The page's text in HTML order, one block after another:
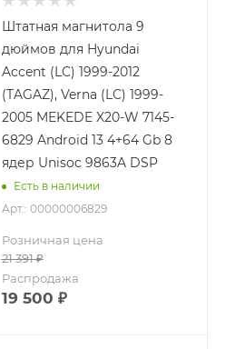
Штатная магнитола 9
дюймов для Hyundai
Accent (LC) 1999-2012
(TAGAZ), Verna (LC) 1999-
2005 MEKEDE X20-W 7145-
6829 Android 13 4+64 Gb 8
ядер Unisoc 9863A DSP
Есть в наличии
Арт.: 00000006829
Розничная цена
21 391₽
Распродажа
19 500 ₽